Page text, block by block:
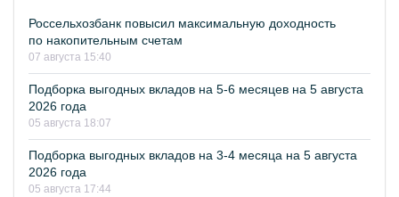
Россельхозбанк повысил максимальную доходность
по накопительным счетам
07 августа 15:40
Подборка выгодных вкладов на 5-6 месяцев на 5 августа
2026 года
05 августа 18:07
Подборка выгодных вкладов на 3-4 месяца на 5 августа
2026 года
05 августа 17:44